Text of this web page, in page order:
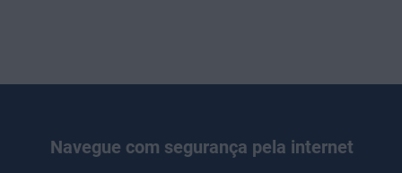
Navegue com segurança pela internet